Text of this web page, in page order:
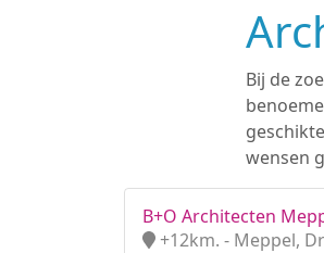
Bij de
wensen
B+O Architecten
+12km. - Meppel,